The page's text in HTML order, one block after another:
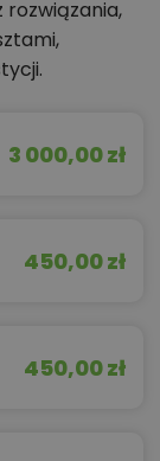
rozwiązania,
3 000,00 zł
450,00 zł
450,00 zł